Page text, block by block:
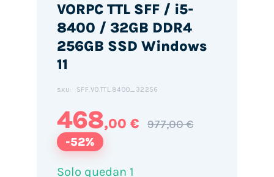
VORPC TTL SFF / i5-
8400 / 32GB DDR4
256GB SSD Windows
11
SKU: SFF.VO.TTL.8400_32256
468,00 € 977,00 €
-52%
Solo quedan 1